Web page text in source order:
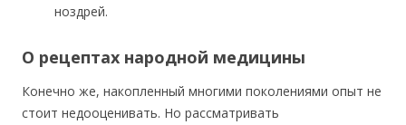
ноздрей.
О рецептах народной медицины
Конечно же, накопленный многими поколениями опыт не
стоит недооценивать. Но рассматривать